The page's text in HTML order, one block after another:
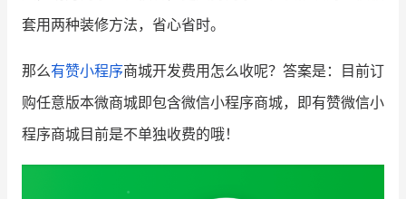
套用两种装修方法，省心省时。
那么有赞小程序商城开发费用怎么收呢？答案是：目前订
购任意版本微商城即包含微信小程序商城，即有赞微信小
程序商城目前是不单独收费的哦！